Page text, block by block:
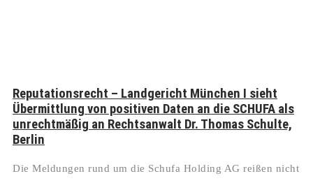
Reputationsrecht – Landgericht München I sieht
Übermittlung von positiven Daten an die SCHUFA als
unrechtmäßig an Rechtsanwalt Dr. Thomas Schulte,
Berlin
Die Meldungen rund um die Schufa Holding AG reißen nicht